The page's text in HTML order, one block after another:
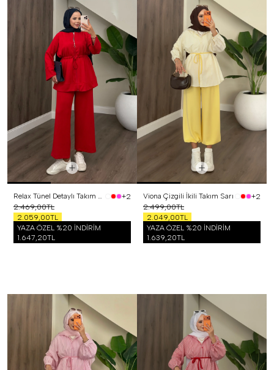
Relax Tünel Detaylı Takım Kırmızı
+2
2.469,00TL
2.059,00TL
YAZA ÖZEL %20 İNDİRİM
1.647,20TL
Viona Çizgili İkili Takım Sarı
+2
2.499,00TL
2.049,00TL
YAZA ÖZEL %20 İNDİRİM
1.639,20TL